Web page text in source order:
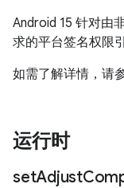
Android 15 针对由
求的平台签名权限
如需了解详情，请
运行时
setAdjust